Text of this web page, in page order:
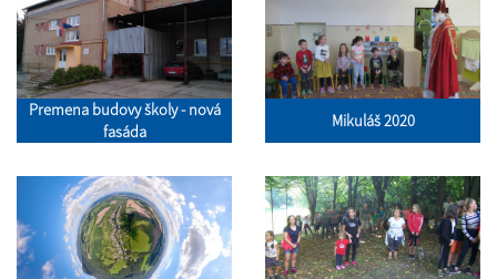
Premena budovy školy - nová
fasáda
Mikuláš 2020